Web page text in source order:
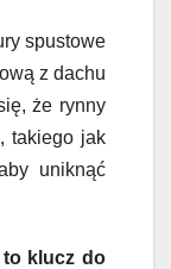
spustowe
z dachu
że rynny
takiego jak
uniknąć
to klucz do